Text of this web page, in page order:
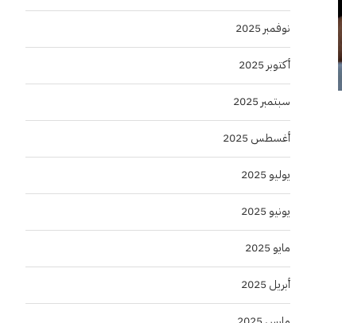
نوفمبر 2025
أكتوبر 2025
سبتمبر 2025
أغسطس 2025
يوليو 2025
يونيو 2025
مايو 2025
أبريل 2025